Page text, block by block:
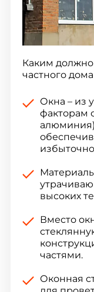
Каким должно
частного
Окна – из
факторам
высоких
Вместо
частями.
Оконная